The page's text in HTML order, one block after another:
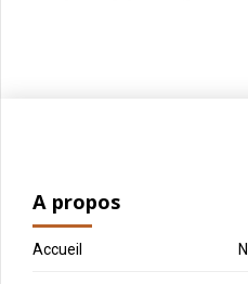
A propos
Accueil